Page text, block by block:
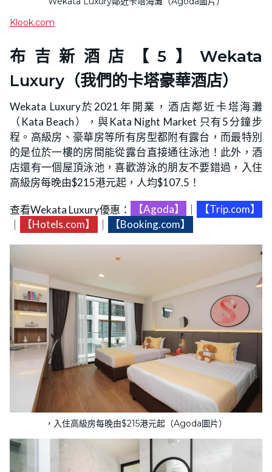
Klook.com
布吉新酒店【5】Wekata
Luxury（我們的卡塔豪華酒店）
Wekata Luxury於2021年開業，酒店鄰近卡塔海灘
（Kata Beach），與Kata Night Market 只有5分鐘步
程。高級房、豪華房等所有房型都附有露台，而最特別
的是位於一樓的房間能從露台直接通往泳池！此外，酒
店還有一個屋頂泳池，喜歡游泳的朋友不要錯過，入住
高級房每晚由$215港元起，人均$107.5！
查看Wekata Luxury優惠： 【Agoda】
【Trip.com】
【Hotels.com】 【Booking.com】
，入住高級房每晚由$215港元起（Agoda圖片）